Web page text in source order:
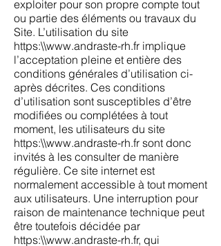
exploiter pour son propre compte tout
ou partie des éléments ou travaux du
Site. L’utilisation du site
https:\\www.andraste-rh.fr implique
l’acceptation pleine et entière des
conditions générales d’utilisation ci-
après décrites. Ces conditions
d’utilisation sont susceptibles d’être
modifiées ou complétées à tout
moment, les utilisateurs du site
https:\\www.andraste-rh.fr sont donc
invités à les consulter de manière
régulière. Ce site internet est
normalement accessible à tout moment
aux utilisateurs. Une interruption pour
raison de maintenance technique peut
être toutefois décidée par
https:\\www.andraste-rh.fr, qui